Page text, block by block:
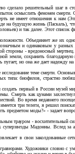
сделало решительный шаг в
осмыслить феномен
не имеет отношения к нам
на будущую жизнь (Паскаль),
и так далее. Этот
Объединяет же их
и одинаковым у
стороны - вредоносный
земли, сохранить
но она же дает надежду
теме смерти.
типа: биофилов, страстно
первый в России
Смерть как цунами
Во время недавнего
три телеги, я решил
предметом моды?» - задает
трауром -
Мадонны. Вслед за
в свои заколдованные
Художники словно с